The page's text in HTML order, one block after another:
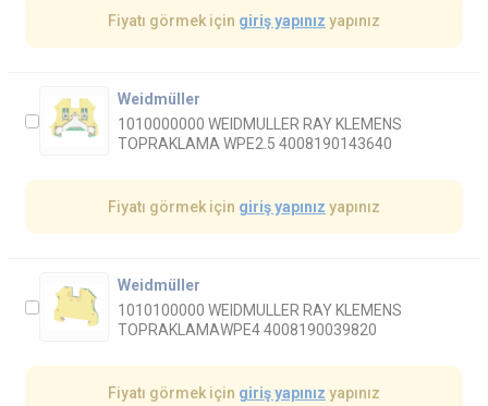
Fiyatı görmek için giriş yapınız yapınız
Weidmüller
1010000000 WEIDMULLER RAY KLEMENS
TOPRAKLAMA WPE2.5 4008190143640
Fiyatı görmek için giriş yapınız yapınız
Weidmüller
1010100000 WEIDMULLER RAY KLEMENS
TOPRAKLAMAWPE4 4008190039820
Fiyatı görmek için giriş yapınız yapınız